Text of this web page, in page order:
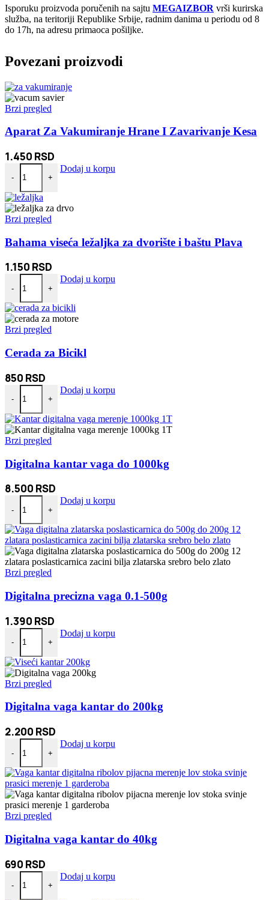
Isporuku proizvoda poručenih na sajtu MEGAIZBOR vrši kurirska
služba, na teritoriji Republike Srbije, radnim danima u periodu od 8
do 17h, na adresu primaoca pošiljke.
Povezani proizvodi
Brzi pregled
Aparat Za Vakumiranje Hrane I Zavarivanje Kesa
1.450 RSD
-
Aparat Za Vakumiranje Hrane I Zavarivanje Kesa količina
+
Dodaj u korpu
Brzi pregled
Bahama viseća ležaljka za dvorište i baštu Plava
1.150 RSD
-
Bahama viseća ležaljka za dvorište i baštu Plava količina
+
Dodaj u korpu
Brzi pregled
Cerada za Bicikl
850 RSD
-
Cerada za Bicikl količina
+
Dodaj u korpu
Brzi pregled
Digitalna kantar vaga do 1000kg
8.500 RSD
-
Digitalna kantar vaga do 1000kg količina
+
Dodaj u korpu
Brzi pregled
Digitalna precizna vaga 0.1-500g
1.390 RSD
-
Digitalna precizna vaga 0.1-500g količina
+
Dodaj u korpu
Brzi pregled
Digitalna vaga kantar do 200kg
2.200 RSD
-
Digitalna vaga kantar do 200kg količina
+
Dodaj u korpu
Brzi pregled
Digitalna vaga kantar do 40kg
690 RSD
-
Digitalna vaga kantar do 40kg količina
+
Dodaj u korpu